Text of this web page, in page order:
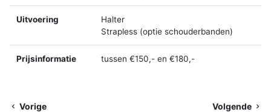
Uitvoering
Halter
Strapless (optie schouderbanden)
Prijsinformatie tussen €150,- en €180,-
Vorige Volgende